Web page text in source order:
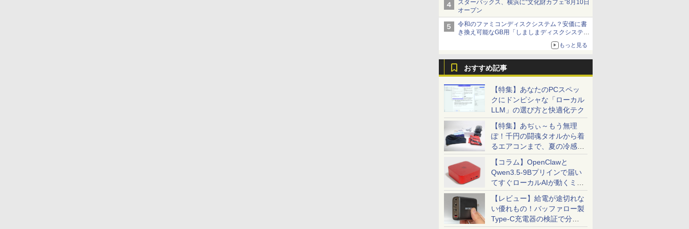
スターバックス、横浜に“文化財カフェ”8月10日
オープン
令和のファミコンディスクシステム？安価に書
き換え可能なGB用「しましまディスクシステ
もっと見る
おすすめ記事
【特集】あなたのPCスペッ
クにドンピシャな「ローカル
LLM」の選び方と快適化テク
【特集】あぢぃ～もう無理
ぽ！千円の闘魂タオルから着
るエアコンまで、夏の冷感グ
ッズ一挙紹介
【コラム】OpenClawと
Qwen3.5-9Bプリインで届い
てすぐローカルAIが動くミニ
PC「SER9 Pro」
【レビュー】給電が途切れな
い優れもの！バッファロー製
Type-C充電器の検証で分か